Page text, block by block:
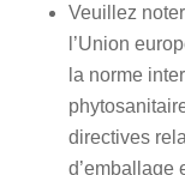
Veuillez
l’Union
la norme
directives
d’emballage